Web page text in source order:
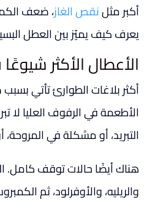
أكبر مثلنقص الغاز، ضعف
يعرف كيف يميّز بين العطل
الأعطال الأكثر
أكثر بلاغات الطوارئ تأتي
الأطعمة في الرفوف العليا لا
التبريد، أو مشكلة في
هناك أيضًا حالات توقف كامل.
والريليه، والأوفرلود، ثم